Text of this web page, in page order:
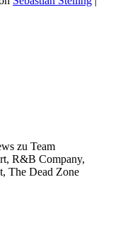
zu Team
R&B Company,
The Dead Zone